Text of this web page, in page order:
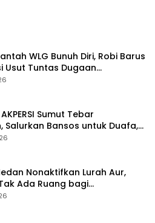
WLG Bunuh Diri, Robi Barus
Usut Tuntas Dugaan
Sumut Tebar
Salurkan Bansos untuk Duafa,
Yatim
Nonaktifkan Lurah Aur,
Ada Ruang bagi
Wewenang